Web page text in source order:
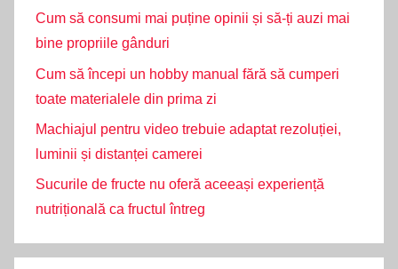
Cum să consumi mai puține opinii și să-ți auzi mai
bine propriile gânduri
Cum să începi un hobby manual fără să cumperi
toate materialele din prima zi
Machiajul pentru video trebuie adaptat rezoluției,
luminii și distanței camerei
Sucurile de fructe nu oferă aceeași experiență
nutrițională ca fructul întreg